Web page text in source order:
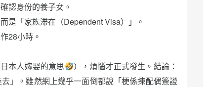
認身份的養子女。
是「家族滞在（Dependent Visa）」。
28小時。
本人嫁娶的意思
），煩惱才正式發生。結論：
」。雖然網上幾乎一面倒都說「梗係揀配偶簽證